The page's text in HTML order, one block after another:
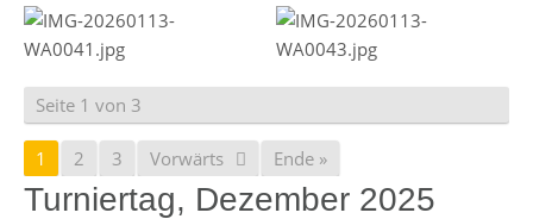
Seite 1 von 3
1 2 3 Vorwärts Ende »
Turniertag, Dezember 2025